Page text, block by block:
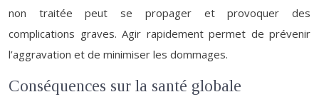
non traitée peut se propager et provoquer des
complications graves. Agir rapidement permet de prévenir
l’aggravation et de minimiser les dommages.
Conséquences sur la santé globale